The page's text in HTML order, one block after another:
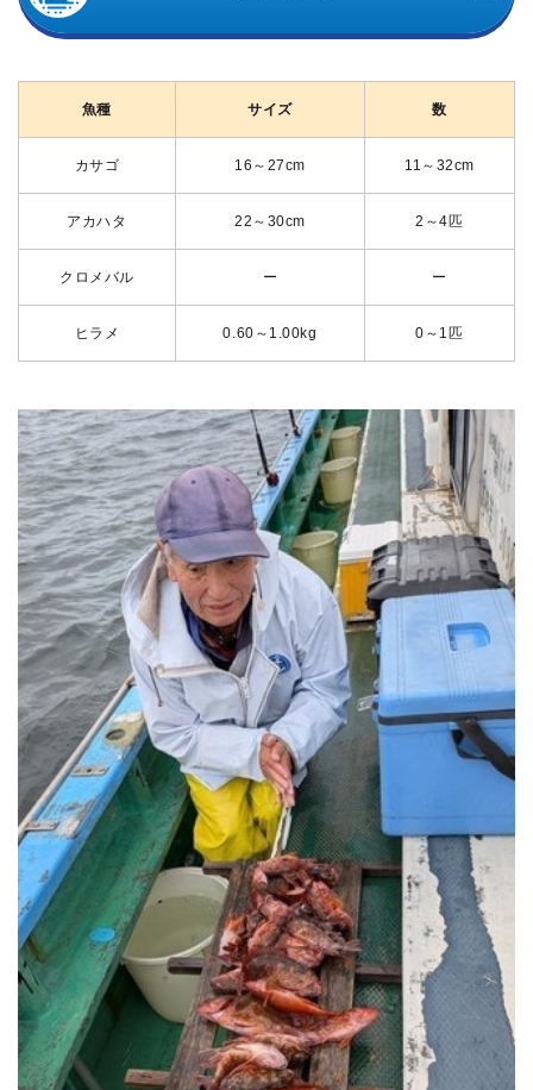
魚種 サイズ 数
カサゴ 16～27cm 11～32cm
アカハタ 22～30cm 2～4匹
クロメバル ー ー
ヒラメ 0.60～1.00kg 0～1匹